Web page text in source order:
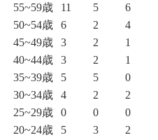
55~59歳
11 5
6
50~54歳
6 2
4
45~49歳
3 2
1
40~44歳
3 2
1
35~39歳
5 5
0
30~34歳
4 2
2
25~29歳
0 0
0
20~24歳
5 3
2